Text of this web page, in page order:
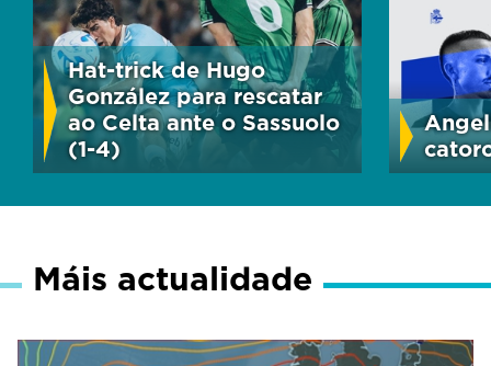
Hat-trick de Hugo
González para rescatar
ao Celta ante o Sassuolo
(1-4)
Máis actualidade